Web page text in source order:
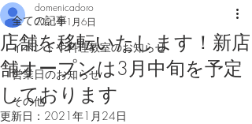
全ての記事
イベントや料理教室のお知らせ
営業日のお知らせ
その他
店舗を移転いたします！新店
舗オープンは3月中旬を予定
しております
domenicadoro
2021年1月6日
更新日： 2021年1月24日